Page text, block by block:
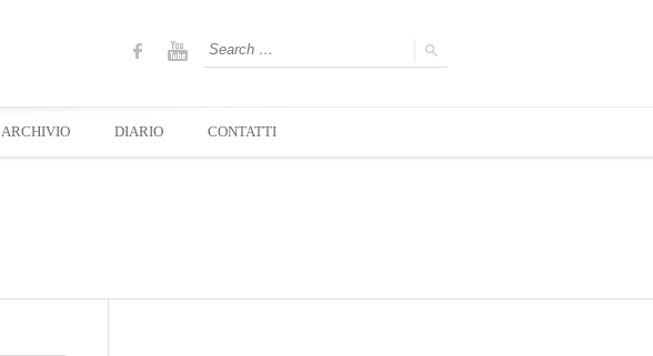
ARCHIVIO DIARIO CONTATTI